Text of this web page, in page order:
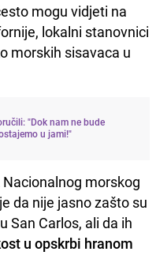
mogu vidjeti na
lokalni stanovnici
morskih sisavaca u
"Dok nam ne bude
u jami!"
morskog
da nije jasno zašto su
San Carlos, ali da ih
u opskrbi hranom